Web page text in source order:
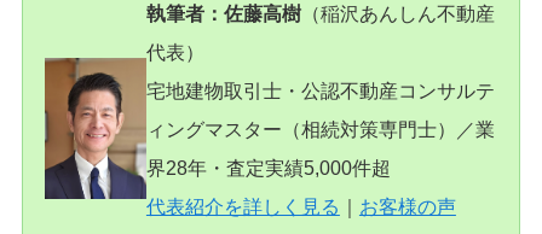
執筆者：佐藤高樹（稲沢あんしん不動産
代表）
宅地建物取引士・公認不動産コンサルテ
ィングマスター（相続対策専門士）／業
界28年・査定実績5,000件超
代表紹介を詳しく見る ｜ お客様の声